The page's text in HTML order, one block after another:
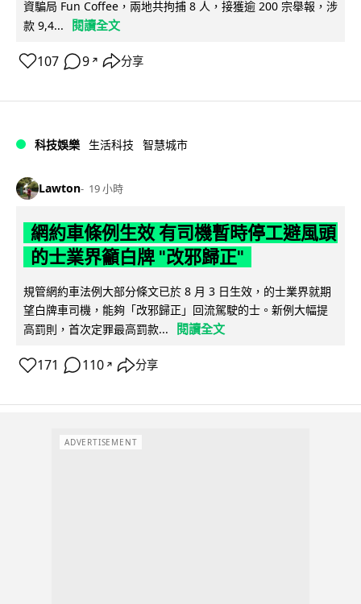
資騙局 Fun Coffee，兩地共拘捕 8 人，接獲逾 200 宗舉報，涉
款 9,4...
閱讀全文
107 9 ↗ 分享
科技娛樂 生活科技 智慧城市
Lawton 19 小時
網約車條例生效 有司機暫時停工避風頭
的士業界籲白牌 "改邪歸正"
規管網約車法例大部分條文已於 8 月 3 日生效，的士業界就期
望白牌車司機，能夠「改邪歸正」回流駕駛的士。新例大幅提
高罰則，首次定罪最高罰款...
閱讀全文
171 110 ↗ 分享
ADVERTISEMENT